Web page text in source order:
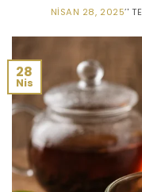
NISAN 28, 2025’'
28
Nis